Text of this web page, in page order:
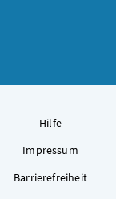
Hilfe
Impressum
Barrierefreiheit